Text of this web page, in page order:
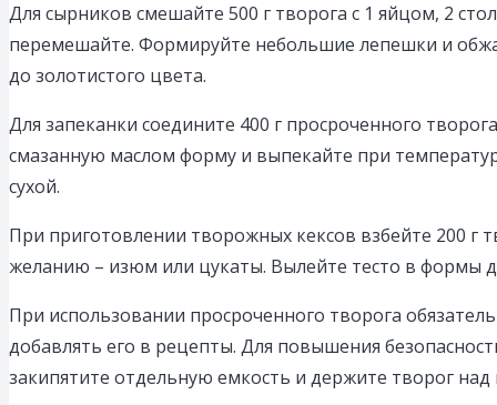
Для сырников смешайте 500 г творога с 1 яйцом, 2
перемешайте. Формируйте небольшие лепешки и
до золотистого цвета.
Для запеканки соедините 400 г просроченного
смазанную маслом форму и выпекайте при
сухой.
При приготовлении творожных кексов взбейте 200 г
желанию – изюм или цукаты. Вылейте тесто в формы
При использовании просроченного творога
добавлять его в рецепты. Для повышения
закипятите отдельную емкость и держите творог